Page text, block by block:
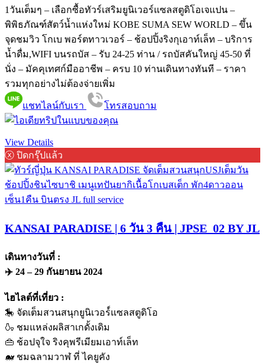
1วันเต็มๆ – เลือกซื้อทัวร์เสริมยูนิเวอร์แซลสตูดิโอเจแปน –
พิพิธภัณฑ์สัตว์น้ำแห่งใหม่ KOBE SUMA SEW WORLD – ขึ้น
จุดชมวิว โกเบ พอร์ตทาวเวอร์ – ช้อปปิ้งริงกุเอาท์เล็ท – บริการ
น้ำดื่ม,WIFI บนรถบัส – รับ 24-25 ท่าน / รถบัสคันใหญ่ 45-50 ที่
นั่ง – มัคคุเทศก์มืออาชีพ – ครบ 10 ท่านเดินทางทันที – ราคา
รวมทุกอย่างไม่ต้องจ่ายเพิ่ม
แชทไลน์กับเรา โทรสอบถาม
View Details
ⓧ ปิดกรุ๊ปแล้ว
KANSAI PARADISE | 6 วัน 3 คืน | JPSE_02 BY JL
เดินทางวันที่ :
✈️ 24 – 29 กันยายน 2024
ไฮไลต์ที่เที่ยว :
🎠 จัดเต็มสวนสนุกยูนิเวอร์์แซลสตูดิโอ
🍶 ชมแหล่งผลิสาเกดั้งเดิม
👜 ช้อปจุใจ ริงคุพรีเมียมเอาท์เล็ท
🐋 ชมฉลามวาฬ ที่ ไคยูคัง